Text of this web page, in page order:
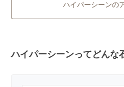
ハイパーシーンの
ハイパーシーンってどんな